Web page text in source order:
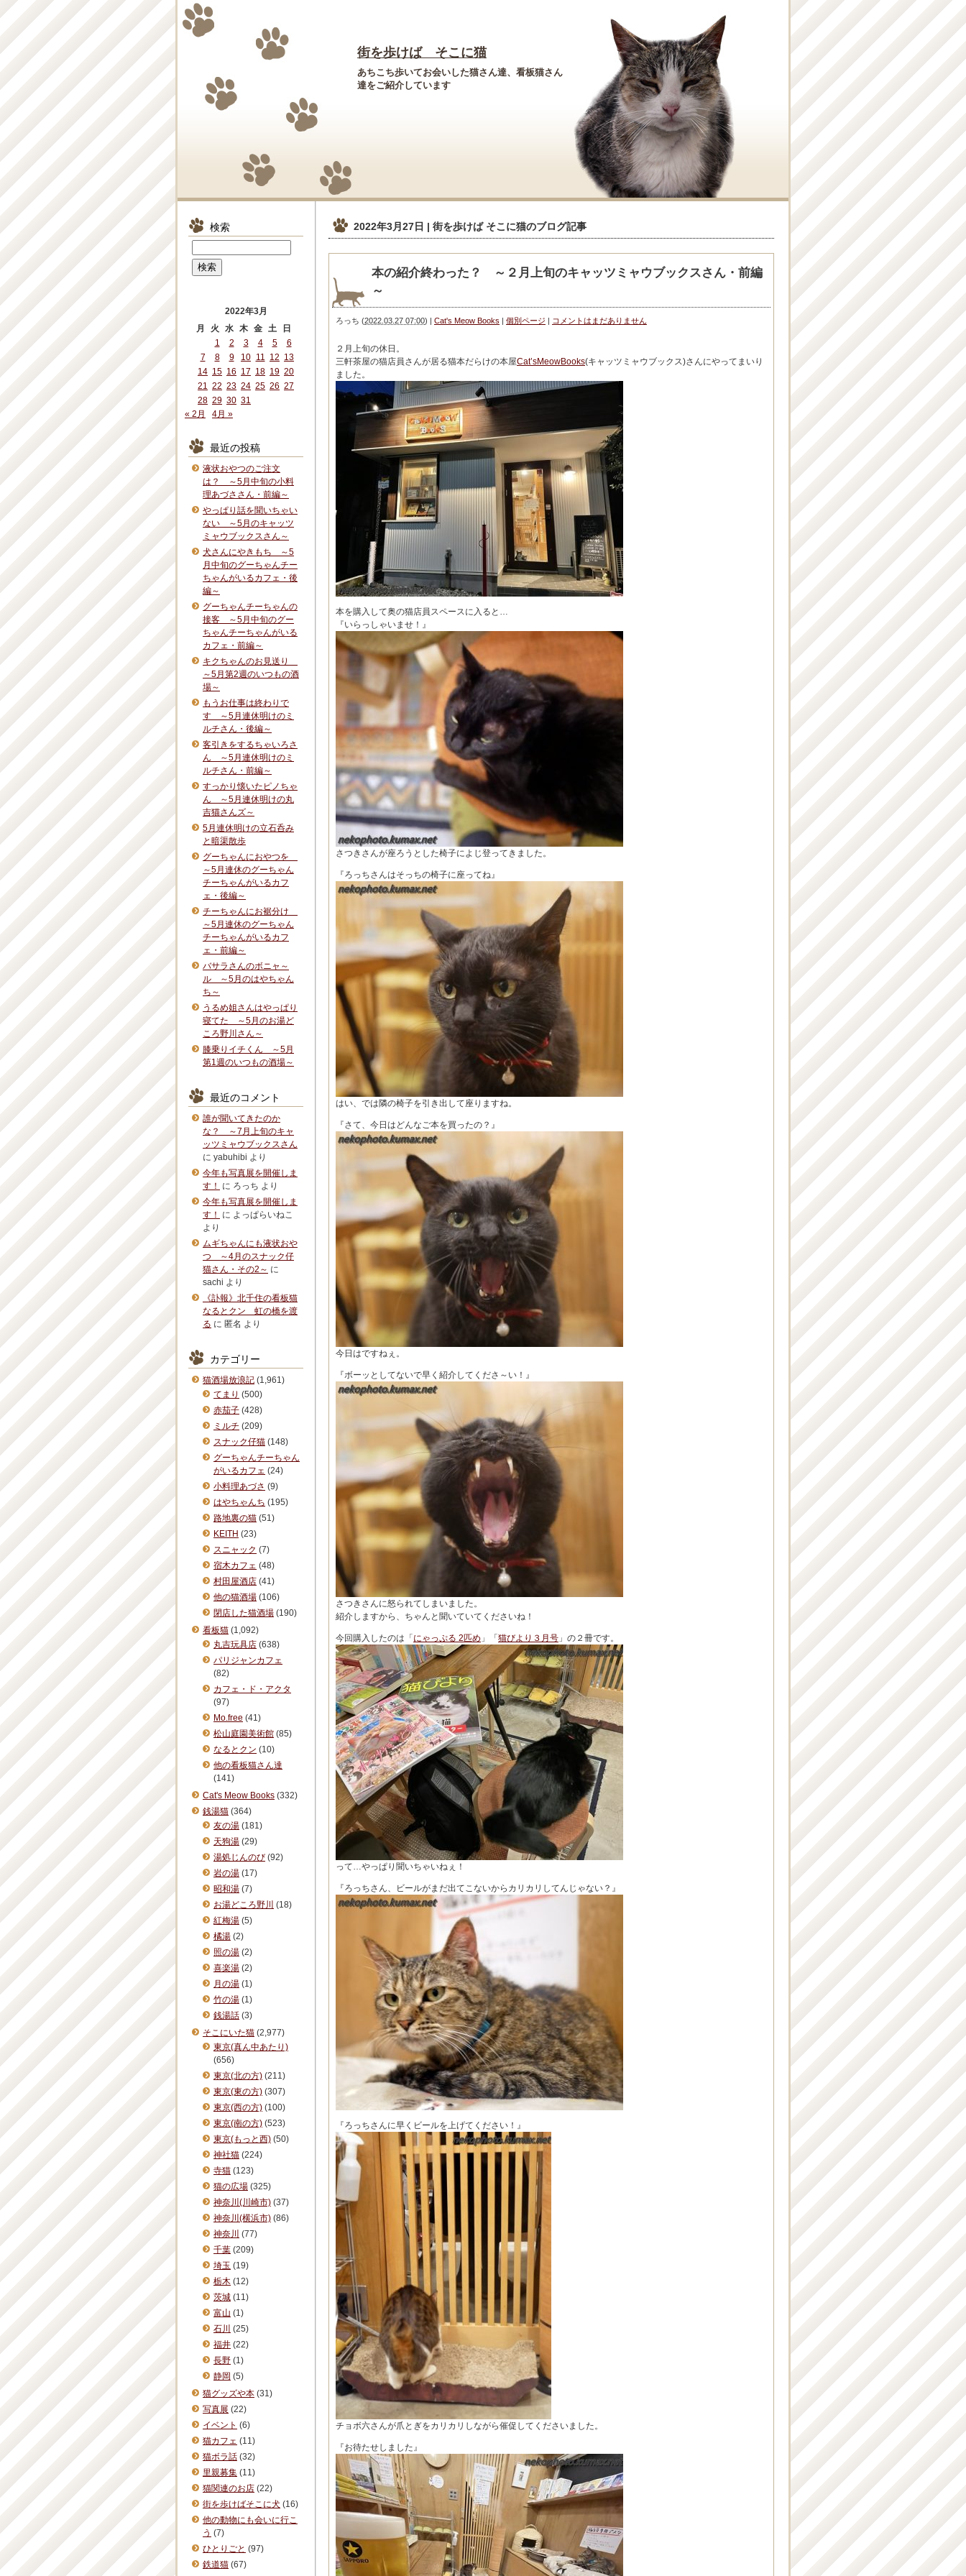
街を歩けば そこに猫
あちこち歩いてお会いした猫さん達、看板猫さん
達をご紹介しています
2022年3月27日 | 街を歩けば そこに猫のブログ記事
本の紹介終わった？ ～２月上旬のキャッツミャウブックスさん・前編
～
ろっち (2022.03.27 07:00) | Cat's Meow Books | 個別ページ | コメントはまだありません
２月上旬の休日。
三軒茶屋の猫店員さんが居る猫本だらけの本屋Cat’sMeowBooks(キャッツミャウブックス)さんにやってまいり
ました。
本を購入して奥の猫店員スペースに入ると…
『いらっしゃいませ！』
さつきさんが座ろうとした椅子によじ登ってきました。
『ろっちさんはそっちの椅子に座ってね』
はい、では隣の椅子を引き出して座りますね。
『さて、今日はどんなご本を買ったの？』
今日はですねぇ。
『ボーッとしてないで早く紹介してくださ～い！』
さつきさんに怒られてしまいました。
紹介しますから、ちゃんと聞いていてくださいね！
今回購入したのは「 にゃっぷる 2匹め 」「 猫びより３月号 」の２冊です。
って…やっぱり聞いちゃいねぇ！
『ろっちさん、ビールがまだ出てこないからカリカリしてんじゃない？』
『ろっちさんに早くビールを上げてください！』
チョボ六さんが爪とぎをカリカリしながら催促してくださいました。
『お待たせしました』
検索
2022年3月
月
火 水 木 金 土
日
1
2 3 4 5
6
7
8 9 10 11 12 13
14 15 16 17 18 19 20
21 22 23 24 25 26 27
28 29 30 31
« 2月
4月 »
最近の投稿
液状おやつのご注文
は？ ～5月中旬の小料
理あづささん・前編～
やっぱり話を聞いちゃい
ない ～5月のキャッツ
ミャウブックスさん～
犬さんにやきもち ～5
月中旬のグーちゃんチー
ちゃんがいるカフェ・後
編～
グーちゃんチーちゃんの
接客 ～5月中旬のグー
ちゃんチーちゃんがいる
カフェ・前編～
キクちゃんのお見送り
～5月第2週のいつもの酒
場～
もうお仕事は終わりで
す ～5月連休明けのミ
ルチさん・後編～
客引きをするちゃいろさ
ん ～5月連休明けのミ
ルチさん・前編～
すっかり懐いたピノちゃ
ん ～5月連休明けの丸
吉猫さんズ～
5月連休明けの立石呑み
と暗渠散歩
グーちゃんにおやつを
～5月連休のグーちゃん
チーちゃんがいるカフ
ェ・後編～
チーちゃんにお裾分け
～5月連休のグーちゃん
チーちゃんがいるカフ
ェ・前編～
バサラさんのボニャ～
ル ～5月のはやちゃん
ち～
うるめ姐さんはやっぱり
寝てた ～5月のお湯ど
ころ野川さん～
膝乗りイチくん ～5月
第1週のいつもの酒場～
最近のコメント
誰が聞いてきたのか
な？ ～7月上旬のキャ
ッツミャウブックスさん
に yabuhibi より
今年も写真展を開催しま
す！
に ろっち より
今年も写真展を開催しま
す！
に よっぱらいねこ
より
ムギちゃんにも液状おや
つ ～4月のスナック仔
猫さん・その2～ に
sachi より
《訃報》北千住の看板猫
なるとクン 虹の橋を渡
る に 匿名 より
カテゴリー
猫酒場放浪記 (1,961)
てまり (500)
赤茄子 (428)
ミルチ (209)
スナック仔猫 (148)
グーちゃんチーちゃん
がいるカフェ (24)
小料理あづさ (9)
はやちゃんち (195)
路地裏の猫 (51)
KEITH (23)
スニャック (7)
宿木カフェ (48)
村田屋酒店 (41)
他の猫酒場 (106)
閉店した猫酒場 (190)
看板猫 (1,092)
丸吉玩具店 (638)
パリジャンカフェ
(82)
カフェ・ド・アクタ
(97)
Mo.free (41)
松山庭園美術館 (85)
なるとクン (10)
他の看板猫さん達
(141)
Cat's Meow Books (332)
銭湯猫 (364)
友の湯 (181)
天狗湯 (29)
湯処じんのび (92)
岩の湯 (17)
昭和湯 (7)
お湯どころ野川 (18)
紅梅湯 (5)
橘湯 (2)
照の湯 (2)
喜楽湯 (2)
月の湯 (1)
竹の湯 (1)
銭湯話 (3)
そこにいた猫 (2,977)
東京(真ん中あたり)
(656)
東京(北の方) (211)
東京(東の方) (307)
東京(西の方) (100)
東京(南の方) (523)
東京(もっと西) (50)
神社猫 (224)
寺猫 (123)
猫の広場 (325)
神奈川(川崎市) (37)
神奈川(横浜市) (86)
神奈川 (77)
千葉 (209)
埼玉 (19)
栃木 (12)
茨城 (11)
富山 (1)
石川 (25)
福井 (22)
長野 (1)
静岡 (5)
猫グッズや本 (31)
写真展 (22)
イベント (6)
猫カフェ (11)
猫ボラ話 (32)
里親募集 (11)
猫関連のお店 (22)
街を歩けばそこに犬 (16)
他の動物にも会いに行こ
う (7)
ひとりごと (97)
鉄道猫 (67)